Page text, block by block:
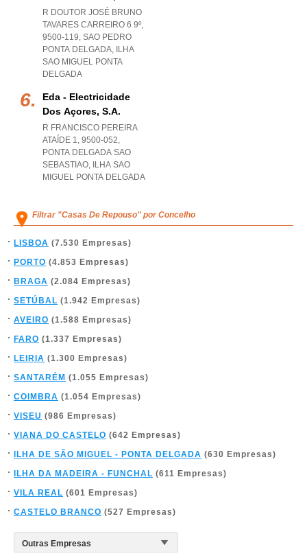
R DOUTOR JOSÉ BRUNO
TAVARES CARREIRO 6 9º,
9500-119, SAO PEDRO
PONTA DELGADA, ILHA
SAO MIGUEL PONTA
DELGADA
Eda - Electricidade
Dos Açores, S.a.
R FRANCISCO PEREIRA
ATAÍDE 1, 9500-052,
PONTA DELGADA SAO
SEBASTIAO, ILHA SAO
MIGUEL PONTA DELGADA
Filtrar "Casas De Repouso" por Concelho
LISBOA (7.530 Empresas)
PORTO (4.853 Empresas)
BRAGA (2.084 Empresas)
SETÚBAL (1.942 Empresas)
AVEIRO (1.588 Empresas)
FARO (1.337 Empresas)
LEIRIA (1.300 Empresas)
SANTARÉM (1.055 Empresas)
COIMBRA (1.054 Empresas)
VISEU (986 Empresas)
VIANA DO CASTELO (642 Empresas)
ILHA DE SÃO MIGUEL - PONTA DELGADA (630 Empresas)
ILHA DA MADEIRA - FUNCHAL (611 Empresas)
VILA REAL (601 Empresas)
CASTELO BRANCO (527 Empresas)